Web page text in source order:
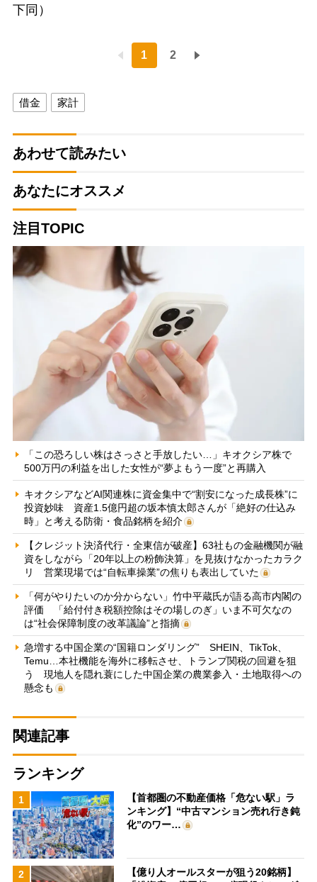
下同）
1 2
借金 家計
あわせて読みたい
あなたにオススメ
注目TOPIC
「この恐ろしい株はさっさと手放したい…」キオクシア株で
500万円の利益を出した女性が“夢よもう一度”と再購入
キオクシアなどAI関連株に資金集中で“割安になった成長株”に
投資妙味 資産1.5億円超の坂本慎太郎さんが「絶好の仕込み
時」と考える防衛・食品銘柄を紹介
【クレジット決済代行・全東信が破産】63社もの金融機関が融
資をしながら「20年以上の粉飾決算」を見抜けなかったカラク
リ 営業現場では“自転車操業”の焦りも表出していた
「何がやりたいのか分からない」竹中平蔵氏が語る高市内閣の
評価 「給付付き税額控除はその場しのぎ」いま不可欠なの
は“社会保障制度の改革議論”と指摘
急増する中国企業の“国籍ロンダリング” SHEIN、TikTok、
Temu…本社機能を海外に移転させ、トランプ関税の回避を狙
う 現地人を隠れ蓑にした中国企業の農業参入・土地取得への
懸念も
関連記事
ランキング
1
【首都圏の不動産価格「危ない駅」ラ
ンキング】“中古マンション売れ行き鈍
化”のワー…
2
【億り人オールスターが狙う20銘柄】